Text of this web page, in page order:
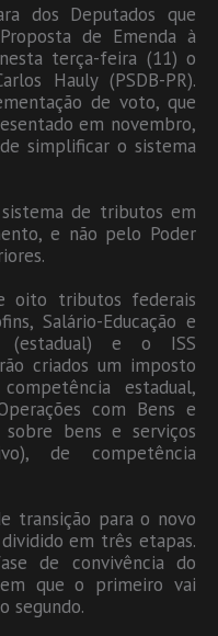
dos Deputados que
de Emenda à
terça-feira (11) o
Hauly (PSDB-PR).
de voto, que
em novembro,
simplificar o sistema
de tributos em
e não pelo Poder
oito tributos federais
Salário-Educação e
(estadual) e o ISS
criados um imposto
estadual,
com Bens e
bens e serviços
de competência
transição para o novo
em três etapas.
de convivência do
que o primeiro vai
segundo.